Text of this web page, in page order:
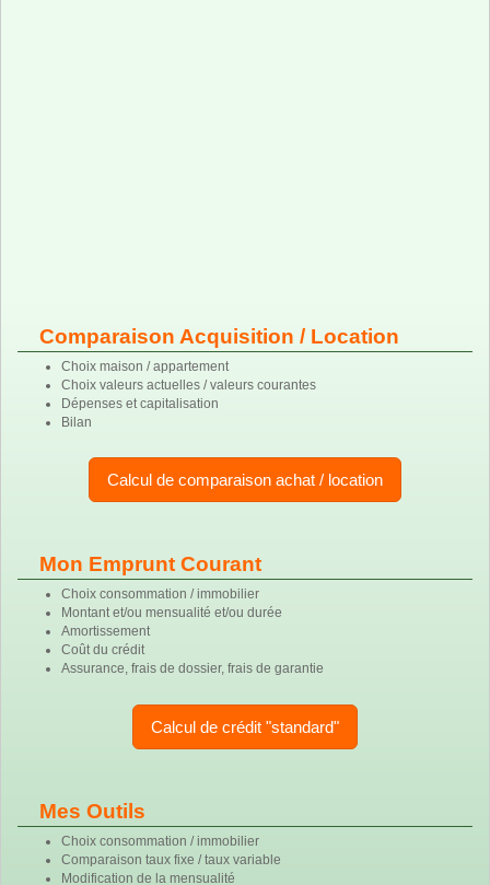
Comparaison Acquisition / Location
Choix maison / appartement
Choix valeurs actuelles / valeurs courantes
Dépenses et capitalisation
Bilan
Calcul de comparaison achat / location
Mon Emprunt Courant
Choix consommation / immobilier
Montant et/ou mensualité et/ou durée
Amortissement
Coût du crédit
Assurance, frais de dossier, frais de garantie
Calcul de crédit "standard"
Mes Outils
Choix consommation / immobilier
Comparaison taux fixe / taux variable
Modification de la mensualité